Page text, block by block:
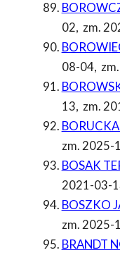
02, zm.
08-04,
13, zm.
zm. 2025-
BOSAK
2021-03-
BOSZKO
zm. 2025-
BRANDT